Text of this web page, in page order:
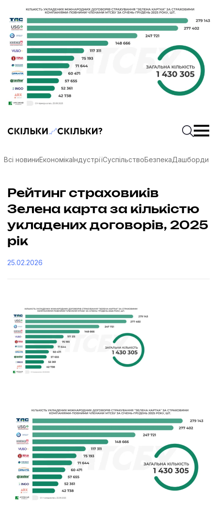
Скільки-скільки? — Медіа про суспільні даніПочати
Всі новиниЕкономікаІндустріїСуспільствоБезпекаДашборди
Рейтинг страховиків
Зелена карта за кількістю
укладених договорів, 2025
рік
25.02.2026